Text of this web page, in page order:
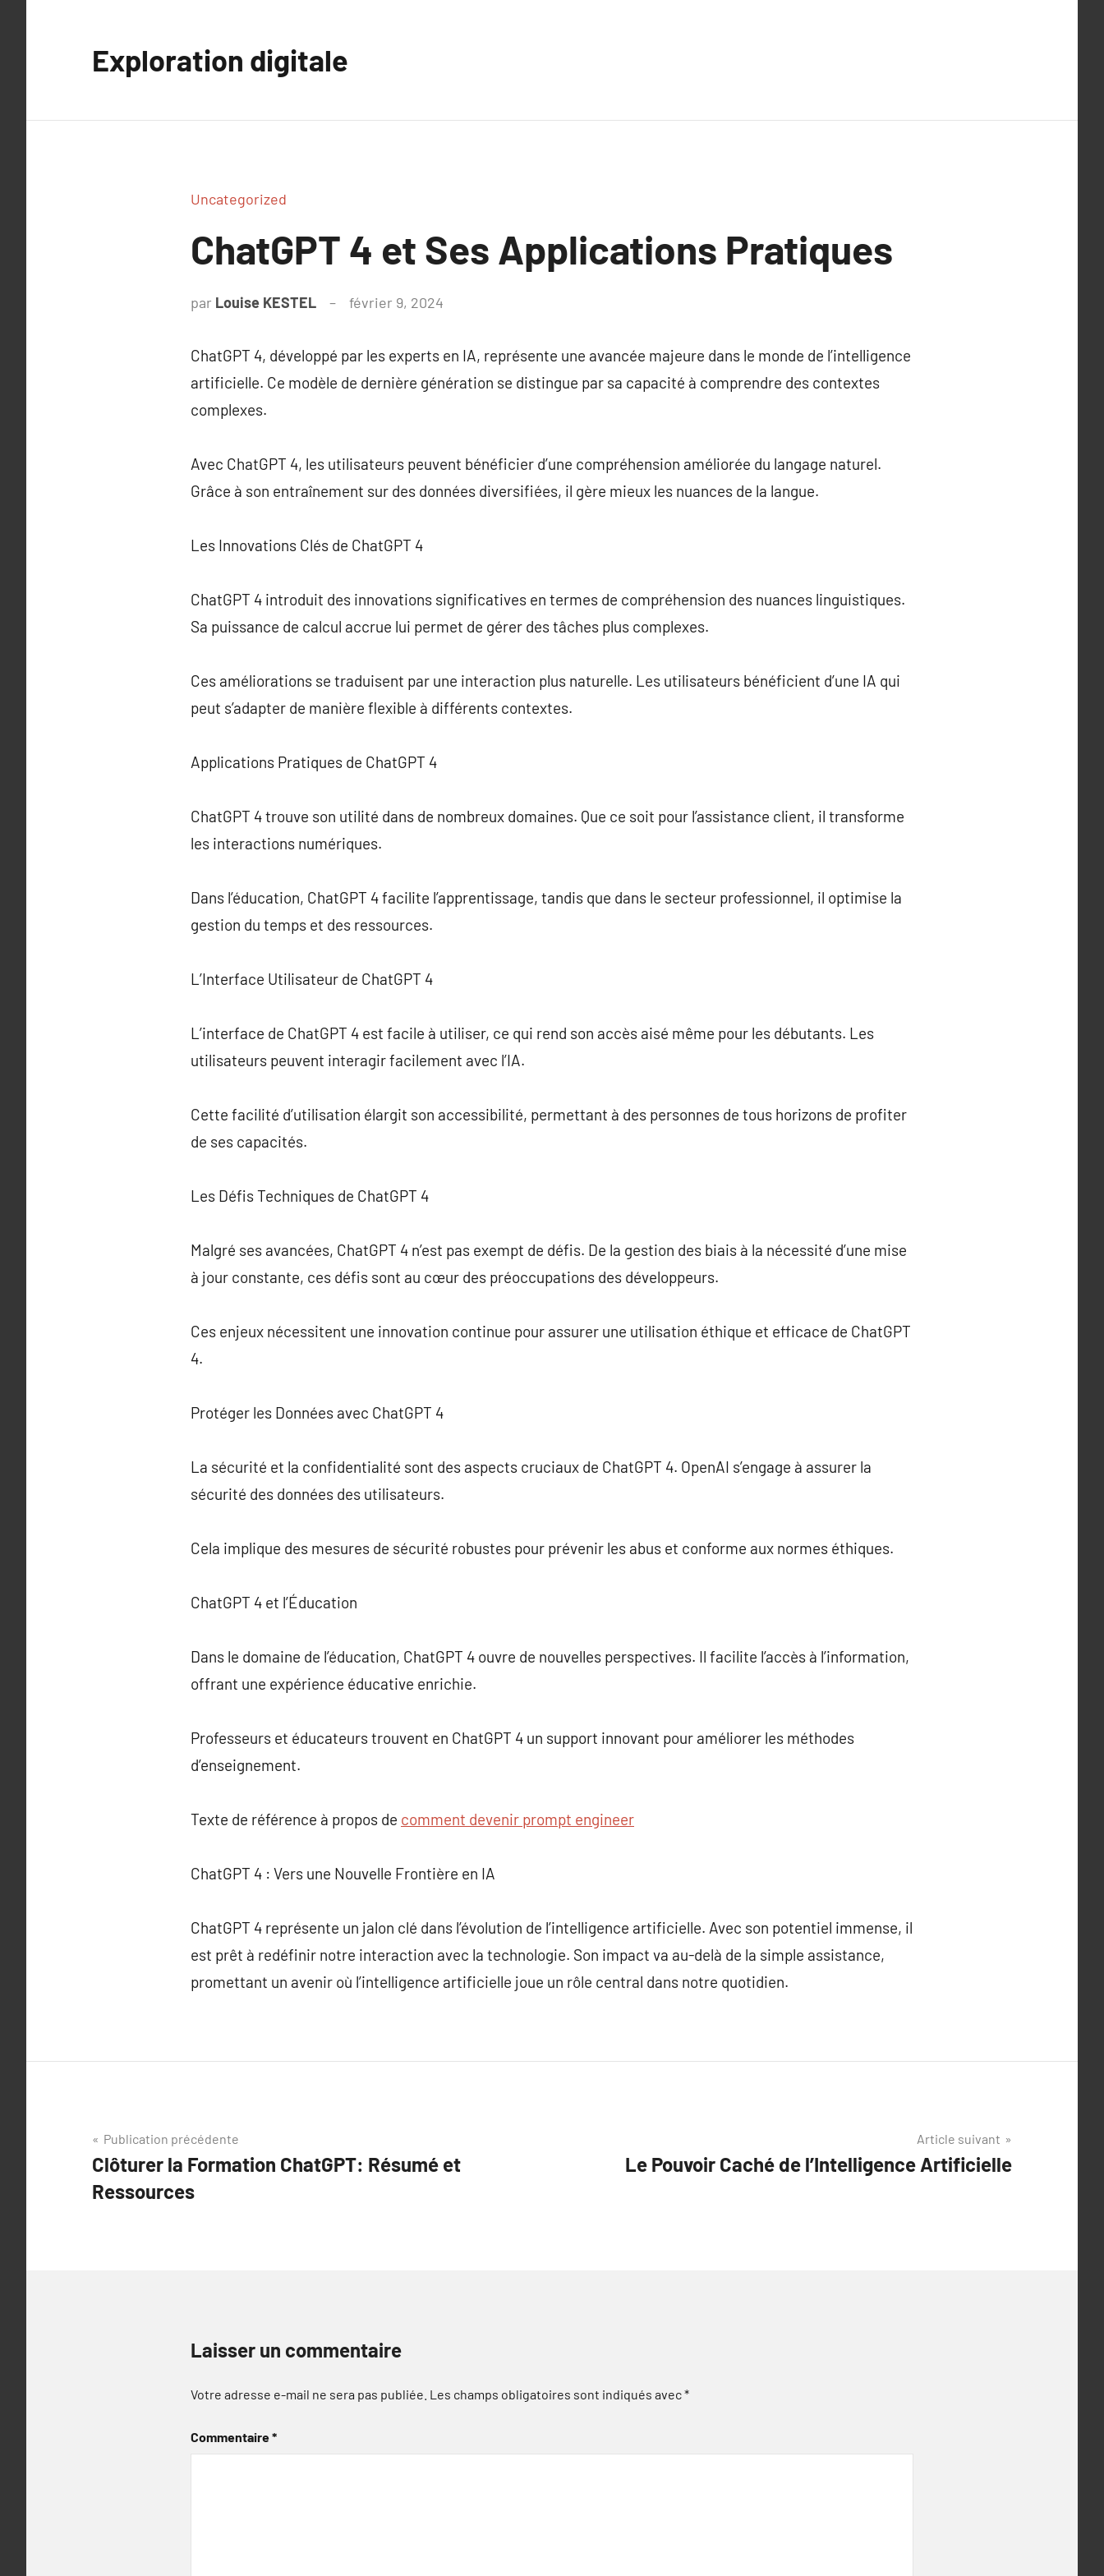
Exploration digitale
Uncategorized
ChatGPT 4 et Ses Applications Pratiques
par Louise KESTEL février 9, 2024
ChatGPT 4, développé par les experts en IA, représente une avancée majeure dans le monde de l’intelligence
artificielle. Ce modèle de dernière génération se distingue par sa capacité à comprendre des contextes
complexes.
Avec ChatGPT 4, les utilisateurs peuvent bénéficier d’une compréhension améliorée du langage naturel.
Grâce à son entraînement sur des données diversifiées, il gère mieux les nuances de la langue.
Les Innovations Clés de ChatGPT 4
ChatGPT 4 introduit des innovations significatives en termes de compréhension des nuances linguistiques.
Sa puissance de calcul accrue lui permet de gérer des tâches plus complexes.
Ces améliorations se traduisent par une interaction plus naturelle. Les utilisateurs bénéficient d’une IA qui
peut s’adapter de manière flexible à différents contextes.
Applications Pratiques de ChatGPT 4
ChatGPT 4 trouve son utilité dans de nombreux domaines. Que ce soit pour l’assistance client, il transforme
les interactions numériques.
Dans l’éducation, ChatGPT 4 facilite l’apprentissage, tandis que dans le secteur professionnel, il optimise la
gestion du temps et des ressources.
L’Interface Utilisateur de ChatGPT 4
L’interface de ChatGPT 4 est facile à utiliser, ce qui rend son accès aisé même pour les débutants. Les
utilisateurs peuvent interagir facilement avec l’IA.
Cette facilité d’utilisation élargit son accessibilité, permettant à des personnes de tous horizons de profiter
de ses capacités.
Les Défis Techniques de ChatGPT 4
Malgré ses avancées, ChatGPT 4 n’est pas exempt de défis. De la gestion des biais à la nécessité d’une mise
à jour constante, ces défis sont au cœur des préoccupations des développeurs.
Ces enjeux nécessitent une innovation continue pour assurer une utilisation éthique et efficace de ChatGPT
4.
Protéger les Données avec ChatGPT 4
La sécurité et la confidentialité sont des aspects cruciaux de ChatGPT 4. OpenAI s’engage à assurer la
sécurité des données des utilisateurs.
Cela implique des mesures de sécurité robustes pour prévenir les abus et conforme aux normes éthiques.
ChatGPT 4 et l’Éducation
Dans le domaine de l’éducation, ChatGPT 4 ouvre de nouvelles perspectives. Il facilite l’accès à l’information,
offrant une expérience éducative enrichie.
Professeurs et éducateurs trouvent en ChatGPT 4 un support innovant pour améliorer les méthodes
d’enseignement.
Texte de référence à propos de comment devenir prompt engineer
ChatGPT 4 : Vers une Nouvelle Frontière en IA
ChatGPT 4 représente un jalon clé dans l’évolution de l’intelligence artificielle. Avec son potentiel immense, il
est prêt à redéfinir notre interaction avec la technologie. Son impact va au-delà de la simple assistance,
promettant un avenir où l’intelligence artificielle joue un rôle central dans notre quotidien.
Navigation
de
l’article
Publication précédente
Clôturer la Formation ChatGPT: Résumé et
Ressources
Article suivant
Le Pouvoir Caché de l’Intelligence Artificielle
Laisser un commentaire
Votre adresse e-mail ne sera pas publiée. Les champs obligatoires sont indiqués avec*
Commentaire*